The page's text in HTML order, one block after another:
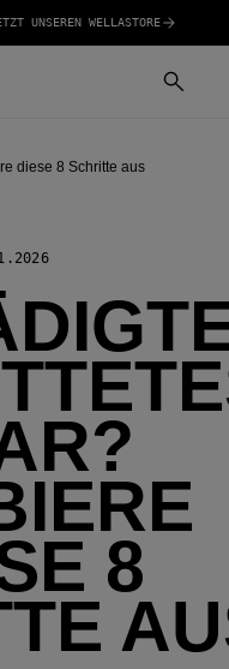
UNSEREN WELLASTORE
diese 8 Schritte aus
8